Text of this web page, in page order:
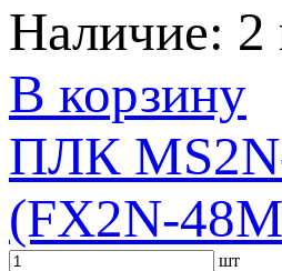
Наличие: 2
В корзину
ПЛК
(FX2N-
шт